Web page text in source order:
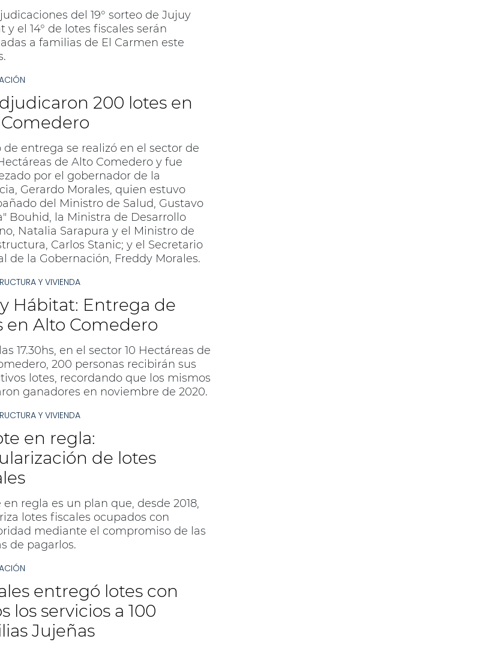
del 19° sorteo de Jujuy
y el 14° de lotes fiscales serán
a familias de El Carmen este
200 lotes en
de entrega se realizó en el sector de
de Alto Comedero y fue
por el gobernador de la
Gerardo Morales, quien estuvo
del Ministro de Salud, Gustavo
Bouhid, la Ministra de Desarrollo
Natalia Sarapura y el Ministro de
Carlos Stanic; y el Secretario
de la Gobernación, Freddy Morales.
Y VIVIENDA
Hábitat: Entrega de
en Alto Comedero
17.30hs, en el sector 10 Hectáreas de
200 personas recibirán sus
lotes, recordando que los mismos
ganadores en noviembre de 2020.
Y VIVIENDA
en regla:
de lotes
en regla es un plan que, desde 2018,
lotes fiscales ocupados con
mediante el compromiso de las
de pagarlos.
entregó lotes con
los servicios a 100
Jujeñas